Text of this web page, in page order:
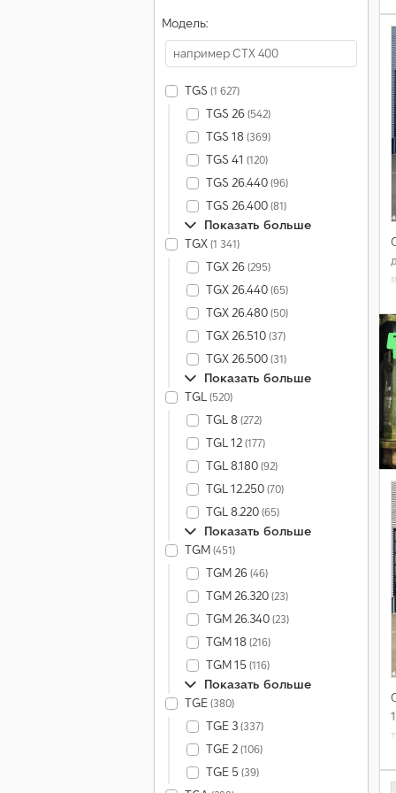
Модель:
TGS (1 627)
TGS 26(542)
TGS 18 (369)
TGS 41 (120)
TGS 26.440(96)
TGS 26.400(81)
Показать больше
TGX(1 341)
TGX 26(295)
TGX 26.440(65)
TGX 26.480(50)
TGX 26.510(37)
TGX 26.500(31)
Показать больше
TGL(520)
TGL 8 (272)
TGL 12(177)
TGL 8.180(92)
TGL 12.250(70)
TGL 8.220(65)
Показать больше
TGM(451)
TGM 26(46)
TGM 26.320(23)
TGM 26.340(23)
TGM 18 (216)
TGM 15 (116)
Показать больше
TGE(380)
TGE 3(337)
TGE 2(106)
TGE 5 (39)